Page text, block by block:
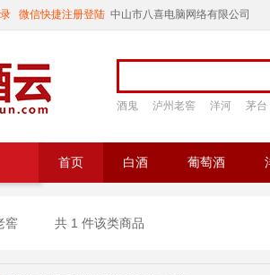
微信快捷注册登陆 中山市八喜电脑网络有限公司
酒鬼 泸州老窖 洋河 茅台
首页 白酒 葡萄酒
窖 共 1 件该类商品